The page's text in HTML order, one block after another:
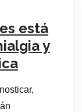
está
y